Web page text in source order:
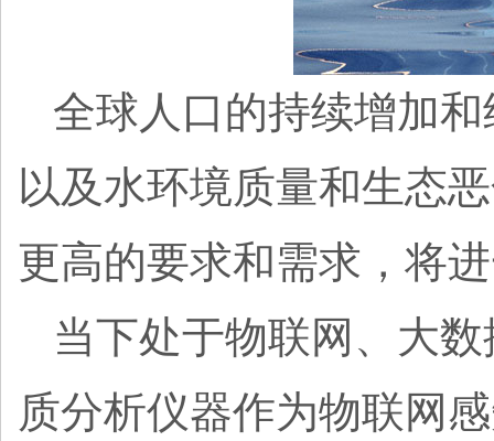
全球人口的持续增加
以及水环境质量和生态
更高的要求和需求，将
当下处于物联网、大
质分析仪器作为物联网